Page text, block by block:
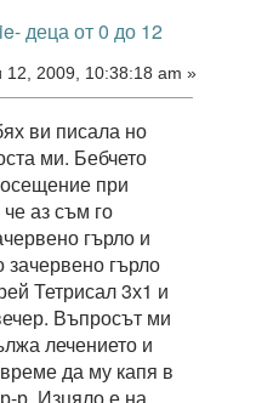
деца от 0 до 12
12, 2009, 10:38:18 am »
ви писала но
ми. Бебчето
при
аз съм го
гърло и
зачервено гърло
Тетрисал 3х1 и
Въпросът ми
лечението и
да му капя в